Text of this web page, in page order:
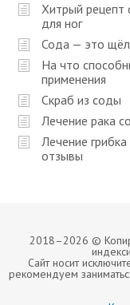
Хитрый
для ног
Сода — это
На что
применения
Скраб из соды
Лечение рака
Лечение
отзывы
2018–2026 ©
Сайт носит
рекомендуем